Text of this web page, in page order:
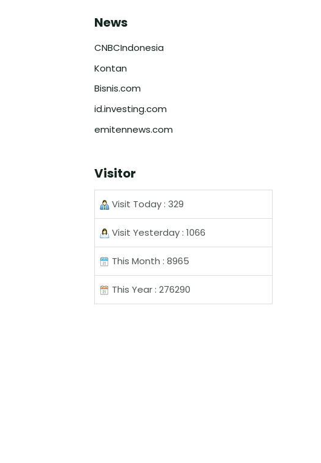
News
CNBCIndonesia
Kontan
Bisnis.com
id.investing.com
emitennews.com
Visitor
Visit Today : 329
Visit Yesterday : 1066
This Month : 8965
This Year : 276290